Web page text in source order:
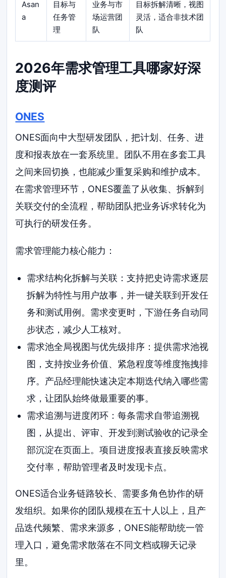
Asan
a
目标与
任务管
理
业务与市
场运营团
队
目标拆解清晰，视图
灵活，适合非技术团
队
2026年需求管理工具哪家好深
度测评
ONES
ONES面向中大型研发团队，把计划、任务、进
度和报表放在一套系统里。团队不用在多套工具
之间来回切换，也能减少重复采购和维护成本。
在需求管理环节，ONES覆盖了从收集、拆解到
关联交付的全流程，帮助团队把业务诉求转化为
可执行的研发任务。
需求管理能力核心能力：
需求结构化拆解与关联：支持把史诗需求逐层
拆解为特性与用户故事，并一键关联到开发任
务和测试用例。需求变更时，下游任务自动同
步状态，减少人工核对。
需求池全局视图与优先级排序：提供需求池视
图，支持按业务价值、紧急程度等维度拖拽排
序。产品经理能快速决定本期迭代纳入哪些需
求，让团队始终做最重要的事。
需求追溯与进度闭环：每条需求自带追溯视
图，从提出、评审、开发到测试验收的记录全
部沉淀在页面上。项目进度报表直接反映需求
交付率，帮助管理者及时发现卡点。
ONES适合业务链路较长、需要多角色协作的研
发组织。如果你的团队规模在五十人以上，且产
品迭代频繁、需求来源多，ONES能帮助统一管
理入口，避免需求散落在不同文档或聊天记录
里。